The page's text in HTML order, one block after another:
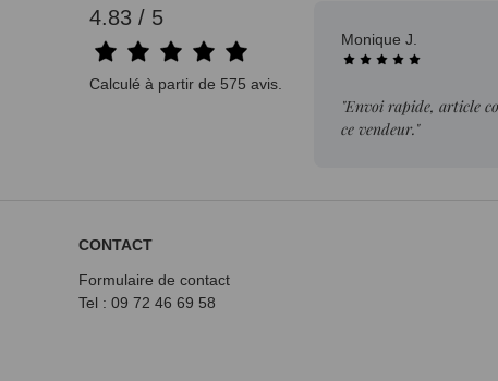
4.83 / 5
Calculé à partir de 575 avis.
Monique J.
"Envoi rapide, article conforme et prix intéressant. Je
CONTACT
Formulaire de contact
Tel : 09 72 46 69 58